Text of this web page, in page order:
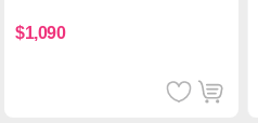
$1,090